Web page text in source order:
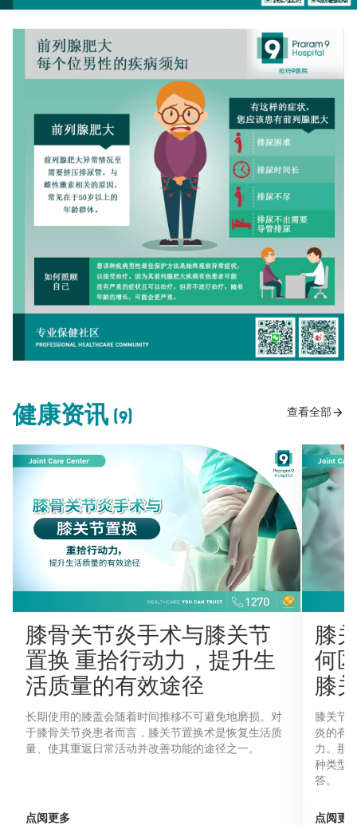
健康资讯 (9) 查看全部
膝骨关节炎手术与膝关节
置换 重拾行动力，提升生
活质量的有效途径
长期使用的膝盖会随着时间推移不可避免地磨损。对
于膝骨关节炎患者而言，膝关节置换术是恢复生活质
量、使其重返日常活动并改善功能的途径之一。
点阅更多
膝
何
膝
膝关节
炎的有
力。那
种类型
答。
点阅更